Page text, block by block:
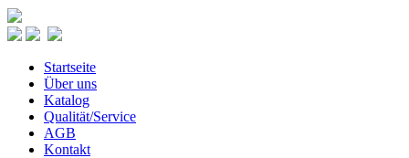
Startseite
Über uns
Katalog
Qualität/Service
AGB
Kontakt